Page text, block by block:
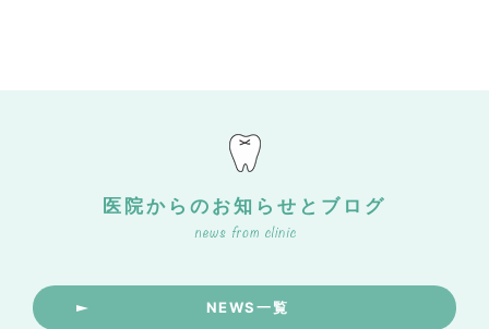
医院からのお知らせとブログ
NEWS一覧